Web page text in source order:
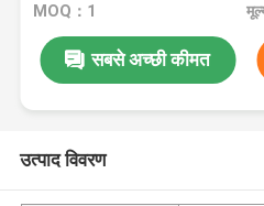
MOQ：1
सबसे अच्छी कीमत
उत्पाद विवरण